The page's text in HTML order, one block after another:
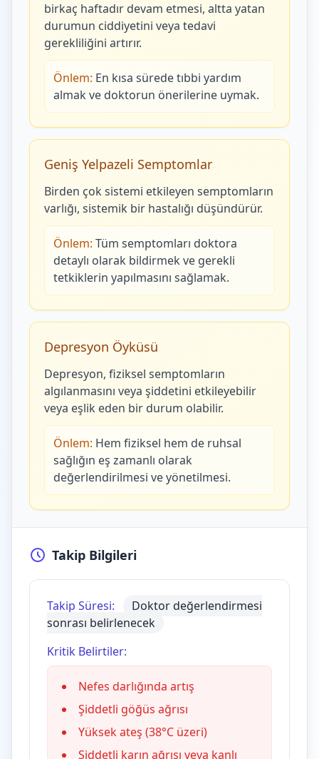
birkaç haftadır devam etmesi, altta yatan
durumun ciddiyetini veya tedavi
gerekliliğini artırır.
Önlem: En kısa sürede tıbbi yardım
almak ve doktorun önerilerine uymak.
Geniş Yelpazeli Semptomlar
Birden çok sistemi etkileyen semptomların
varlığı, sistemik bir hastalığı düşündürür.
Önlem: Tüm semptomları doktora
detaylı olarak bildirmek ve gerekli
tetkiklerin yapılmasını sağlamak.
Depresyon Öyküsü
Depresyon, fiziksel semptomların
algılanmasını veya şiddetini etkileyebilir
veya eşlik eden bir durum olabilir.
Önlem: Hem fiziksel hem de ruhsal
sağlığın eş zamanlı olarak
değerlendirilmesi ve yönetilmesi.
Takip Bilgileri
Takip Süresi:
Doktor değerlendirmesi
sonrası belirlenecek
Kritik Belirtiler:
Nefes darlığında artış
Şiddetli göğüs ağrısı
Yüksek ateş (38°C üzeri)
Şiddetli karın ağrısı veya kanlı